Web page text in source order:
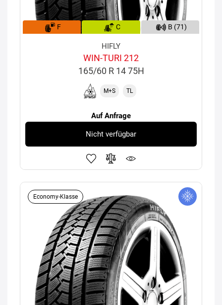
F C B (71)
HIFLY
WIN-TURI 212
165/60 R 14 75H
M+S TL
Auf Anfrage
Nicht verfügbar
Economy-Klasse